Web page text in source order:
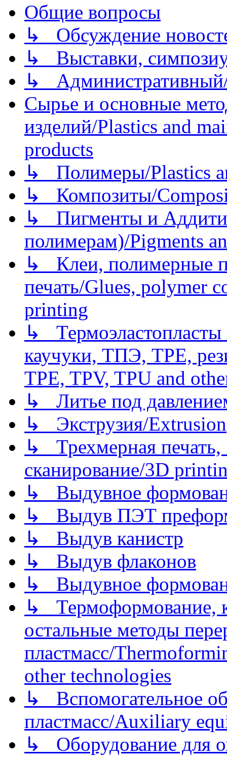
Общие вопросы
↳ Обсуждение
↳ Выставки,
↳
Сырье и основные
изделий/Plastics and
products
↳ Полимеры/Plastics
↳ Композиты/
↳ Пигменты и
полимерам)/Pigments
↳ Клеи, полимерные
печать/Glues, polymer
printing
↳
каучуки, ТПЭ, TPE,
TPE, TPV, TPU and
↳ Литье под
↳ Экструзия/Extrusion
↳ Трехмерная
сканирование/3D
↳ Выдувное
↳ Выдув ПЭТ
↳ Выдув канистр
↳ Выдув флаконов
↳ Выдувное
↳ Термоформование,
остальные методы
пластмасс/
other technologies
↳ Вспомогательное
пластмасс/Auxiliary
↳ Оборудование для